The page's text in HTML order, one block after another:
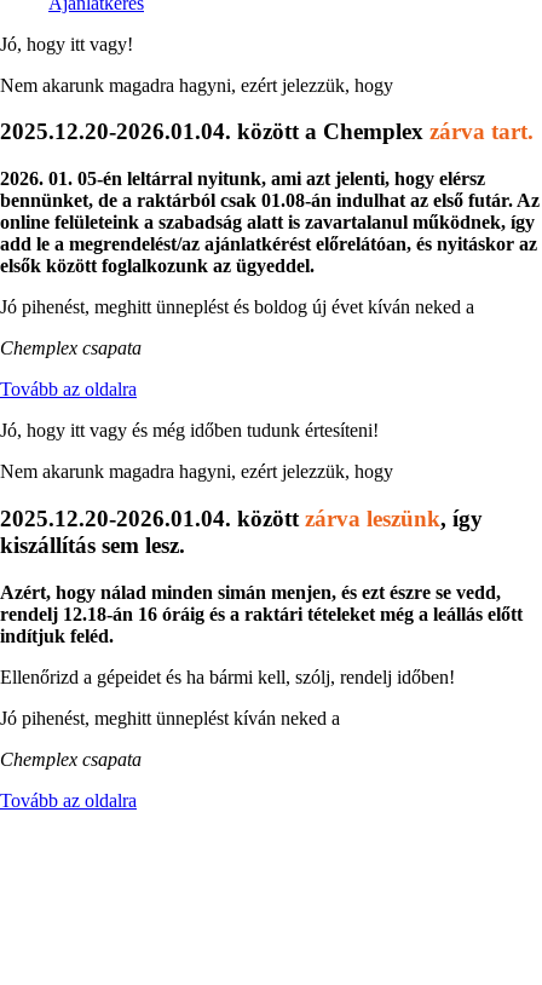
Jó, hogy itt vagy!
Nem akarunk magadra hagyni, ezért jelezzük, hogy
2025.12.20-2026.01.04. között a Chemplex zárva tart.
2026. 01. 05-én leltárral nyitunk, ami azt jelenti, hogy elérsz
bennünket, de a raktárból csak 01.08-án indulhat az első futár. Az
online felületeink a szabadság alatt is zavartalanul működnek, így
add le a megrendelést/az ajánlatkérést előrelátóan, és nyitáskor az
elsők között foglalkozunk az ügyeddel.
Jó pihenést, meghitt ünneplést és boldog új évet kíván neked a
Chemplex csapata
Tovább az oldalra
Jó, hogy itt vagy és még időben tudunk értesíteni!
Nem akarunk magadra hagyni, ezért jelezzük, hogy
2025.12.20-2026.01.04. között zárva leszünk, így
kiszállítás sem lesz.
Azért, hogy nálad minden simán menjen, és ezt észre se vedd,
rendelj 12.18-án 16 óráig és a raktári tételeket még a leállás előtt
indítjuk feléd.
Ellenőrizd a gépeidet és ha bármi kell, szólj, rendelj időben!
Jó pihenést, meghitt ünneplést kíván neked a
Chemplex csapata
Tovább az oldalra